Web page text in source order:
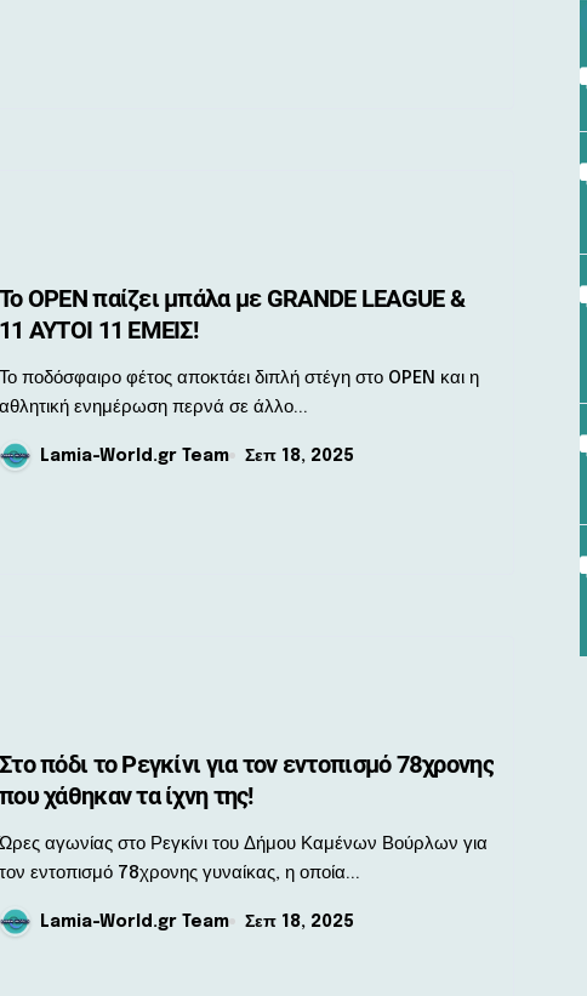
Το OPEN παίζει μπάλα με GRANDE LEAGUE &
11 ΑΥΤΟΙ 11 ΕΜΕΙΣ!
Το ποδόσφαιρο φέτος αποκτάει διπλή στέγη στο OPEN και η
αθλητική ενημέρωση περνά σε άλλο...
Lamia-World.gr Team Σεπ 18, 2025
Στο πόδι το Ρεγκίνι για τον εντοπισμό 78χρονης
που χάθηκαν τα ίχνη της!
Ώρες αγωνίας στο Ρεγκίνι του Δήμου Καμένων Βούρλων για
τον εντοπισμό 78χρονης γυναίκας, η οποία...
Lamia-World.gr Team Σεπ 18, 2025